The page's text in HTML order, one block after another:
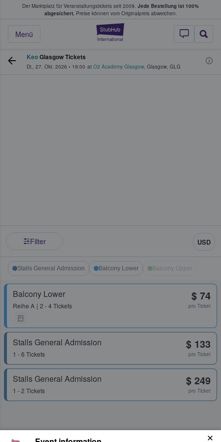
Der Marktplatz für Veranstaltungstickets seit 2009. Jede Bestellung ist 100%
abgesichert. Preise können vom Originalpreis abweichen.
StubHub - Wo
Menü
Tickets kaufen & verkaufen
KeoGlasgow Tickets
Di., 27. Okt. 2026 • 19:00 at O2 Academy Glasgow, Glasgow, GLG
Filter USD
Stalls General Admission Balcony Lower Balcony Upper
Balcony Lower
Reihe A 2 - 4 Tickets
$ 74
pro Ticket
Stalls General Admission
1 - 6 Tickets
$ 133
pro Ticket
Stalls General Admission
1 - 2 Tickets
$ 249
pro Ticket